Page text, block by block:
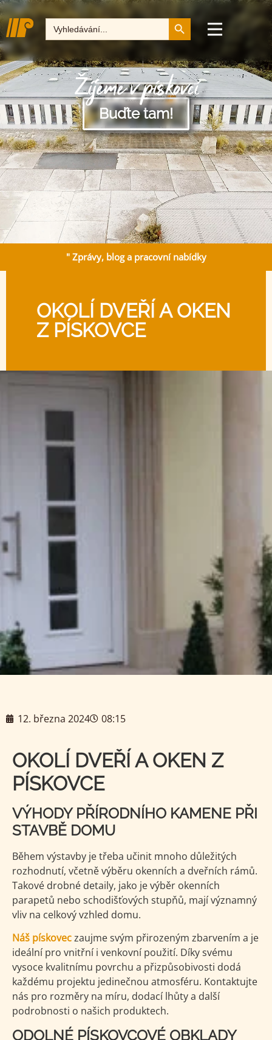
Hledat: Tlačítko pro
Žijeme v pískovci
Buďte tam!
" Zprávy, blog a pracovní nabídky
OKOLÍ DVEŘÍ A OKEN
Z PÍSKOVCE
12. března 2024 08:15
OKOLÍ DVEŘÍ A OKEN Z
PÍSKOVCE
VÝHODY PŘÍRODNÍHO KAMENE PŘI
STAVBĚ DOMU
Během výstavby je třeba učinit mnoho důležitých
rozhodnutí, včetně výběru okenních a dveřních rámů.
Takové drobné detaily, jako je výběr okenních
parapetů nebo schodišťových stupňů, mají významný
vliv na celkový vzhled domu.
Náš pískoveczaujme svým přirozeným zbarvením a je
ideální pro vnitřní i venkovní použití. Díky svému
vysoce kvalitnímu povrchu a přizpůsobivosti dodá
každému projektu jedinečnou atmosféru. Kontaktujte
nás pro rozměry na míru, dodací lhůty a další
podrobnosti o našich produktech.
ODOLNÉ PÍSKOVCOVÉ OBKLADY